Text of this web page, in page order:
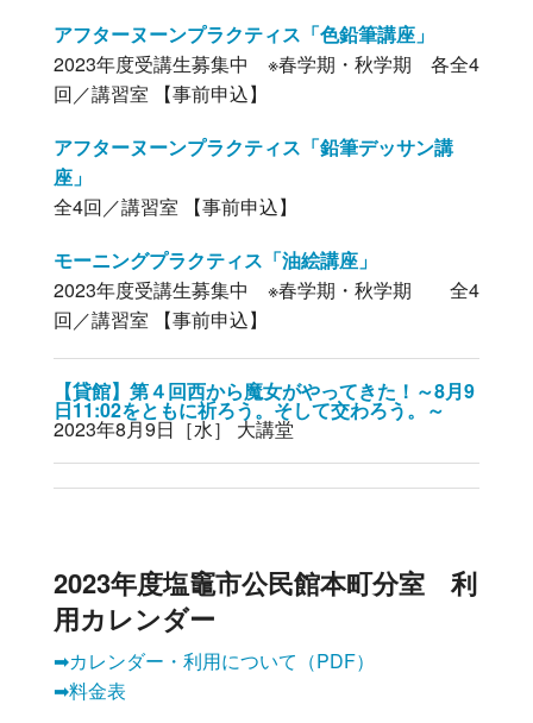
アフターヌーンプラクティス「色鉛筆講座」
2023年度受講生募集中 ※春学期・秋学期 各全4
回／講習室 【事前申込】
アフターヌーンプラクティス「鉛筆デッサン講
座」
全4回／講習室 【事前申込】
モーニングプラクティス「油絵講座」
2023年度受講生募集中 ※春学期・秋学期 全4
回／講習室 【事前申込】
【貸館】第４回西から魔女がやってきた！～8月9
日11:02をともに祈ろう。そして交わろう。～
2023年8月9日［水］ 大講堂
2023年度塩竈市公民館本町分室 利
用カレンダー
➡カレンダー・利用について（PDF）
➡料金表